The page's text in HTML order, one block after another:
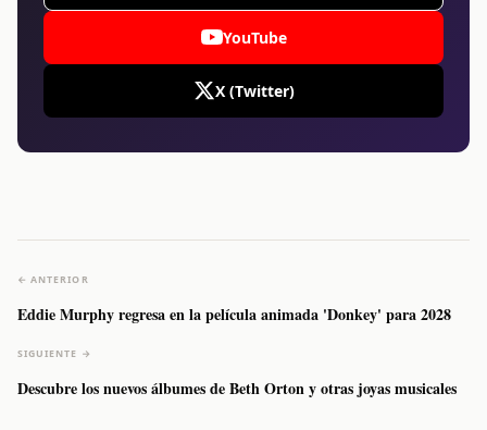
YouTube
X (Twitter)
← ANTERIOR
Eddie Murphy regresa en la película animada 'Donkey' para 2028
SIGUIENTE →
Descubre los nuevos álbumes de Beth Orton y otras joyas musicales